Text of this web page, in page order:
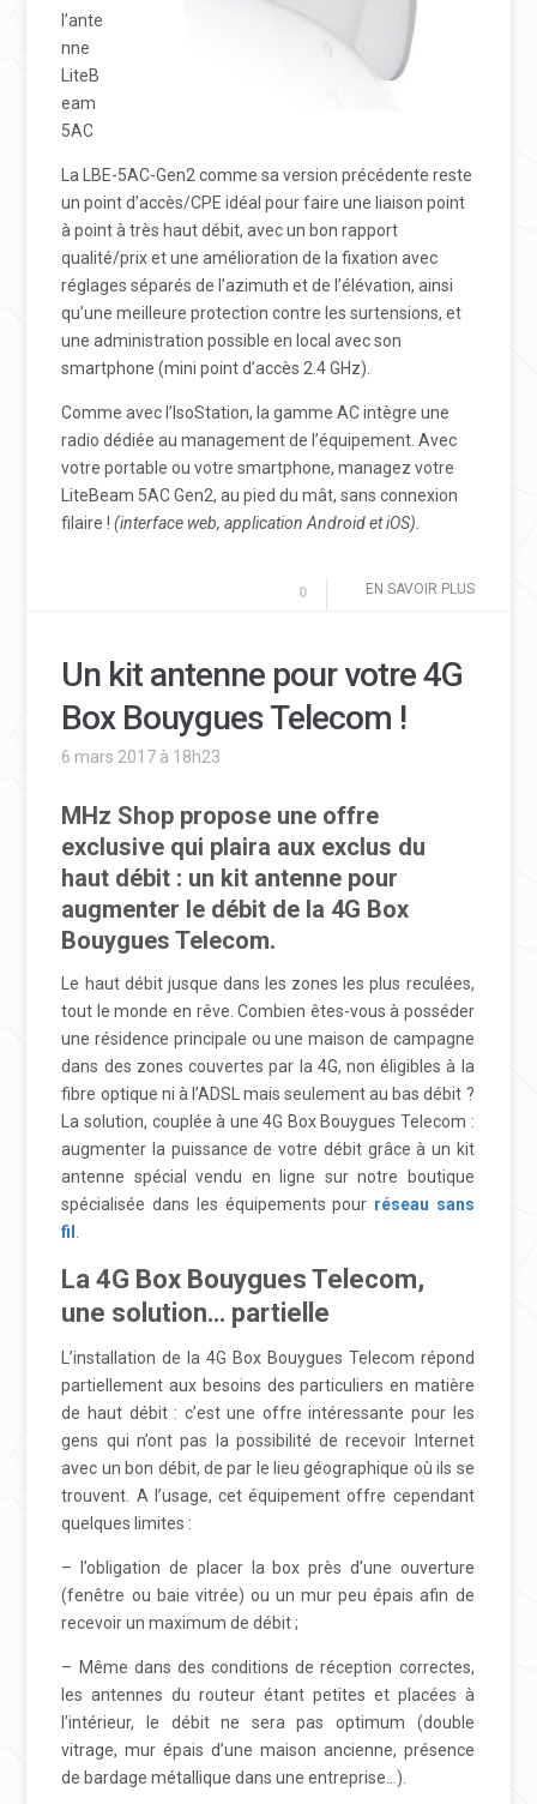
l’ante
nne
LiteB
eam
5AC
La LBE-5AC-Gen2 comme sa version précédente reste
un point d’accès/CPE idéal pour faire une liaison point
à point à très haut débit, avec un bon rapport
qualité/prix et une amélioration de la fixation avec
réglages séparés de l’azimuth et de l’élévation, ainsi
qu’une meilleure protection contre les surtensions, et
une administration possible en local avec son
smartphone (mini point d’accès 2.4 GHz).
Comme avec l’IsoStation, la gamme AC intègre une
radio dédiée au management de l’équipement. Avec
votre portable ou votre smartphone, managez votre
LiteBeam 5AC Gen2, au pied du mât, sans connexion
filaire !(interface web, application Android et iOS).
EN SAVOIR PLUS
0
Un kit antenne pour votre 4G
Box Bouygues Telecom !
6 mars 2017 à 18h23
MHz Shop propose une offre
exclusive qui plaira aux exclus du
haut débit : un kit antenne pour
augmenter le débit de la 4G Box
Bouygues Telecom.
Le haut débit jusque dans les zones les plus reculées,
tout le monde en rêve. Combien êtes-vous à posséder
une résidence principale ou une maison de campagne
dans des zones couvertes par la 4G, non éligibles à la
fibre optique ni à l’ADSL mais seulement au bas débit ?
La solution, couplée à une 4G Box Bouygues Telecom :
augmenter la puissance de votre débit grâce à un kit
antenne spécial vendu en ligne sur notre boutique
spécialisée dans les équipements pour réseau sans
fil
La 4G Box Bouygues Telecom,
une solution… partielle
L’installation de la 4G Box Bouygues Telecom répond
partiellement aux besoins des particuliers en matière
de haut débit : c’est une offre intéressante pour les
gens qui n’ont pas la possibilité de recevoir Internet
avec un bon débit, de par le lieu géographique où ils se
trouvent. A l’usage, cet équipement offre cependant
quelques limites :
– l’obligation de placer la box près d’une ouverture
(fenêtre ou baie vitrée) ou un mur peu épais afin de
recevoir un maximum de débit ;
– Même dans des conditions de réception correctes,
les antennes du routeur étant petites et placées à
l’intérieur, le débit ne sera pas optimum (double
vitrage, mur épais d’une maison ancienne, présence
de bardage métallique dans une entreprise…).